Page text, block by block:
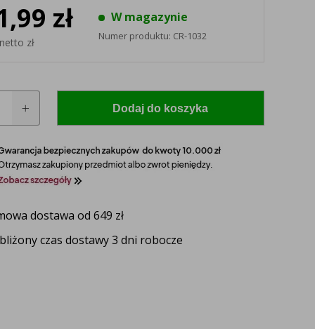
model i rocznik swojego ciągnika, a nasz
zł
zł
W magazynie
Numer produktu: CR-1032
Dodaj do koszyka
dostawa od 649 zł
czas dostawy 3 dni robocze